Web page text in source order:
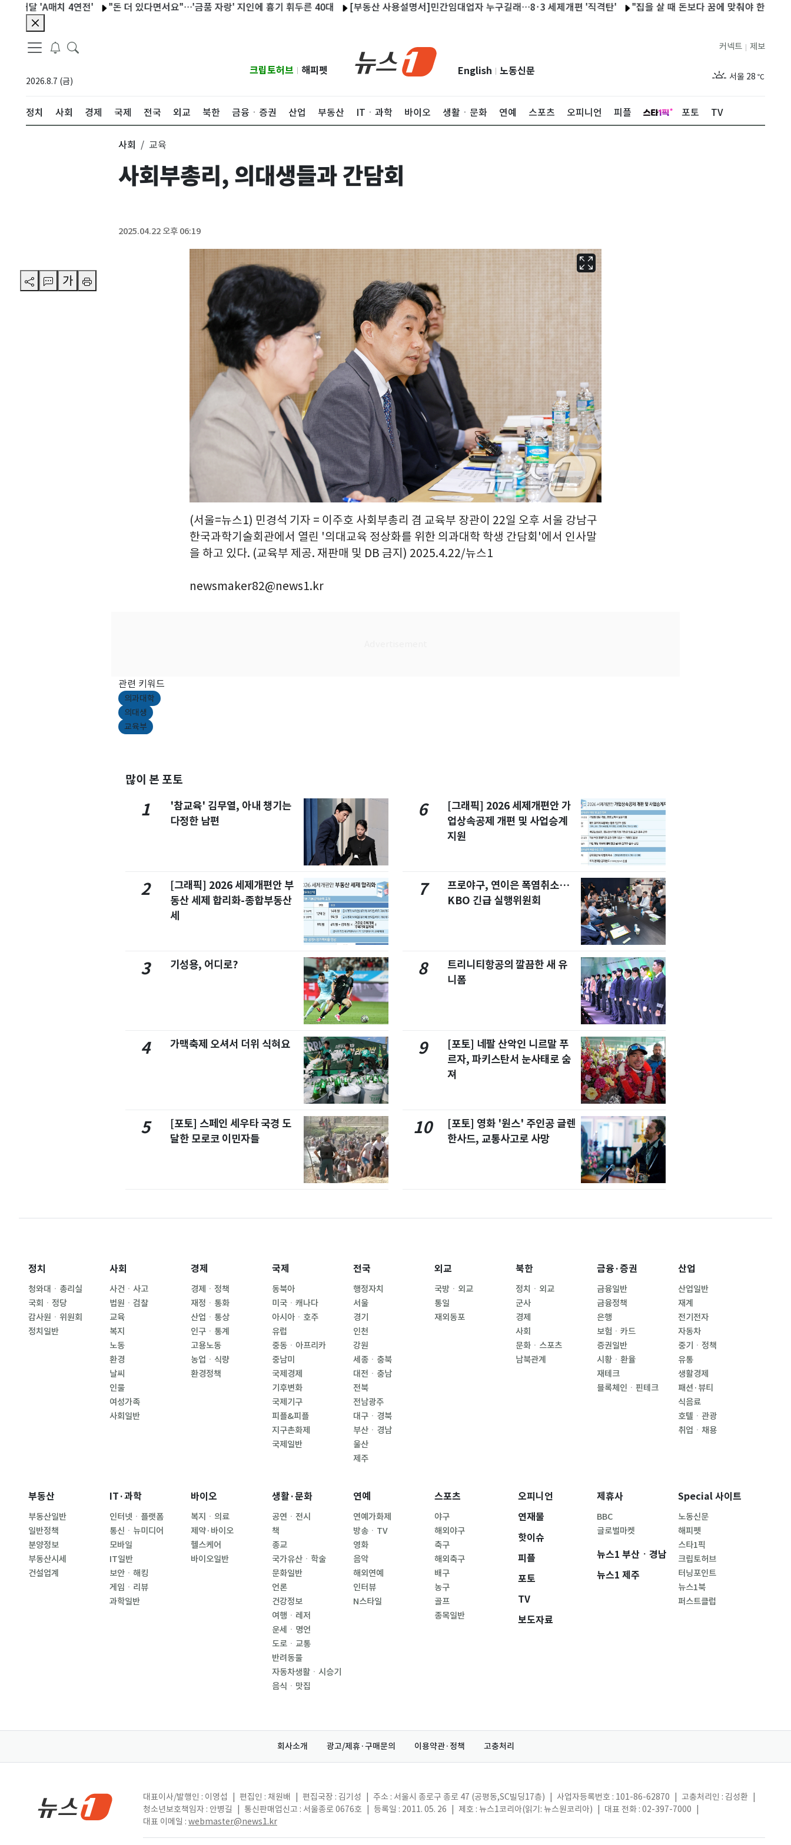
'A매치 4연전' "돈 더 있다면서요"…'금품 자랑' 지인에 흉기 휘두른 40대 [부동산 사용설명서]민간임대업자 누구길래…8·3 세제개편 '직격탄' "집을 살 때 돈보다 꿈에 맞춰야 한다"…낡은
2026.8.7 (금)
크립토허브 해피펫 English 노동신문
제보
커넥트
서울 28 ℃
정치 사회 경제 국제 전국 외교 북한 금융ㆍ증권 산업 부동산 ITㆍ과학 바이오 생활ㆍ문화 연예 스포츠 오피니언 피플 포토 TV
가
사회 교육
사회부총리, 의대생들과 간담회
2025.04.22 오후 06:19
(서울=뉴스1) 민경석 기자 = 이주호 사회부총리 겸 교육부 장관이 22일 오후 서울 강남구
한국과학기술회관에서 열린 '의대교육 정상화를 위한 의과대학 학생 간담회'에서 인사말
을 하고 있다. (교육부 제공. 재판매 및 DB 금지) 2025.4.22/뉴스1
newsmaker82@news1.kr
관련 키워드
의과대학
의대생
교육부
많이 본 포토
1
'참교육' 김무열, 아내 챙기는
다정한 남편
2
[그래픽] 2026 세제개편안 부
동산 세제 합리화-종합부동산
세
3 기성용, 어디로?
4 가맥축제 오셔서 더위 식혀요
5
[포토] 스페인 세우타 국경 도
달한 모로코 이민자들
6
[그래픽] 2026 세제개편안 가
업상속공제 개편 및 사업승계
지원
7
프로야구, 연이은 폭염취소…
KBO 긴급 실행위원회
8
트리니티항공의 깔끔한 새 유
니폼
9
[포토] 네팔 산악인 니르말 푸
르자, 파키스탄서 눈사태로 숨
져
10
[포토] 영화 '원스' 주인공 글렌
한사드, 교통사고로 사망
정치
청와대ㆍ총리실
국회ㆍ정당
감사원ㆍ위원회
정치일반
사회
사건ㆍ사고
법원ㆍ검찰
교육
복지
노동
환경
날씨
인물
여성가족
사회일반
경제
경제ㆍ정책
재정ㆍ통화
산업ㆍ통상
인구ㆍ통계
고용노동
농업ㆍ식량
환경정책
국제
동북아
미국ㆍ캐나다
아시아ㆍ호주
유럽
중동ㆍ아프리카
중남미
국제경제
기후변화
국제기구
피플&피플
지구촌화제
국제일반
전국
행정자치
서울
경기
인천
강원
세종ㆍ충북
대전ㆍ충남
전북
전남광주
대구ㆍ경북
부산ㆍ경남
울산
제주
외교
국방ㆍ외교
통일
재외동포
북한
정치ㆍ외교
군사
경제
사회
문화ㆍ스포츠
남북관계
금융·증권
금융일반
금융정책
은행
보험ㆍ카드
증권일반
시황ㆍ환율
재테크
블록체인ㆍ핀테크
산업
산업일반
재계
전기전자
자동차
중기ㆍ정책
유통
생활경제
패션·뷰티
식음료
호텔ㆍ관광
취업ㆍ채용
부동산
부동산일반
일반정책
분양정보
부동산시세
건설업계
IT·과학
인터넷ㆍ플랫폼
통신ㆍ뉴미디어
모바일
IT일반
보안ㆍ해킹
게임ㆍ리뷰
과학일반
바이오
복지ㆍ의료
제약·바이오
헬스케어
바이오일반
생활·문화
공연ㆍ전시
책
종교
국가유산ㆍ학술
문화일반
언론
건강정보
여행ㆍ레저
운세ㆍ명언
도로ㆍ교통
반려동물
자동차생활ㆍ시승기
음식ㆍ맛집
연예
연예가화제
방송ㆍTV
영화
음악
해외연예
인터뷰
N스타일
스포츠
야구
해외야구
축구
해외축구
배구
농구
골프
종목일반
오피니언
연재물
핫이슈
피플
포토
TV
보도자료
제휴사
BBC
글로벌마켓
뉴스1 부산ㆍ경남
뉴스1 제주
Special 사이트
노동신문
해피펫
스타1픽
크립토허브
터닝포인트
뉴스1북
퍼스트클럽
회사소개 광고/제휴·구매문의 이용약관·정책 고충처리
대표이사/발행인 : 이영섭 편집인 : 채원배 편집국장 : 김기성 주소 : 서울시 종로구 종로 47 (공평동,SC빌딩17층) 사업자등록번호 : 101-86-62870 고충처리인 : 김성환
청소년보호책임자 : 안병길
통신판매업신고 : 서울종로 0676호 등록일 : 2011. 05. 26 제호 : 뉴스1코리아(읽기: 뉴스원코리아) 대표 전화 : 02-397-7000
대표 이메일 : webmaster@news1.kr